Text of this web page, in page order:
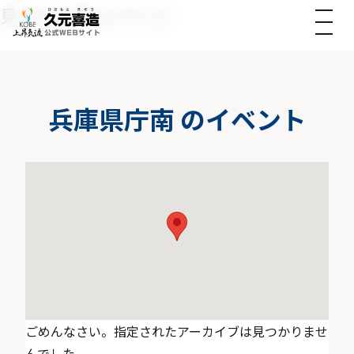
久元喜造公式Webサイト
兵庫県庁南 のイベント
見つかりませんでした
ごめんなさい。指定されたアーカイブは見つかりませ